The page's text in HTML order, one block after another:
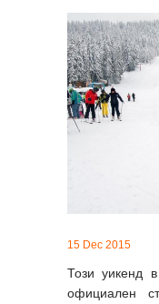
15 Dec 2015
Този уикенд
официален